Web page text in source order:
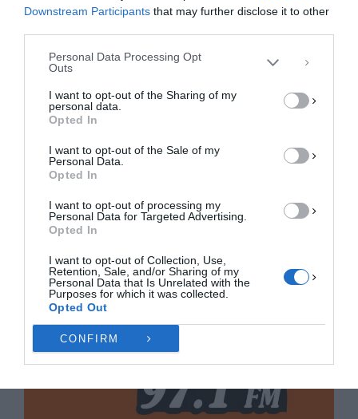
Downstream Participants that may further disclose it to other
Personal Data Processing Opt
Outs
I want to opt-out of the Sharing of my
personal data.
Opted In
I want to opt-out of the Sale of my
Personal Data.
Opted In
I want to opt-out of processing my
Personal Data for Targeted Advertising.
Opted In
I want to opt-out of Collection, Use,
Retention, Sale, and/or Sharing of my
Personal Data that Is Unrelated with the
Purposes for which it was collected.
Opted Out
CONFIRM
επεξεργαστούμε δεδομένα προσωπικού χαρακτήρα, όπως συμπεριφορά
συγκατάθεση ή η ανάκληση της συγκατάθεσης, μπορεί να επηρεάσει
αρνητικά ορισμένες λειτουργίες και δυνατότητες.
ΠΡΟΒΟΛΉ ΠΡΟΤΙΜΉΣΕΩΝ
Πολιτική Cookies